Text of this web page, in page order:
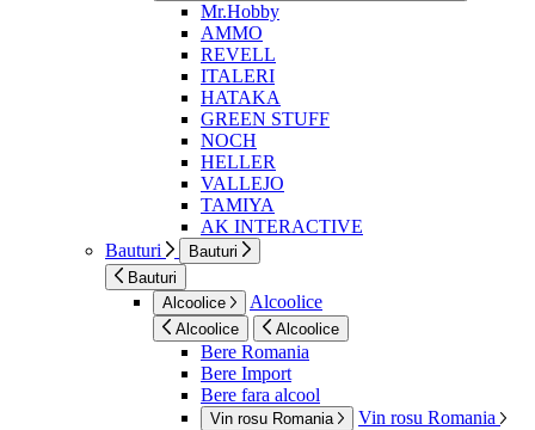
Mr.Hobby
AMMO
REVELL
ITALERI
HATAKA
GREEN STUFF
NOCH
HELLER
VALLEJO
TAMIYA
AK INTERACTIVE
Bauturi
Bauturi
Bauturi
Alcoolice
Alcoolice
Alcoolice Alcoolice
Bere Romania
Bere Import
Bere fara alcool
Vin rosu Romania Vin rosu Romania